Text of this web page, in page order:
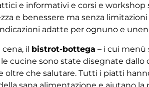
e informativi e corsi e
e benessere ma senza
adatte per ognuno e
il bistrot-bottega – i cui menù
cucine sono state disegnate dallo
che salutare. Tutti i piatti
sana alimentazione e aiutano